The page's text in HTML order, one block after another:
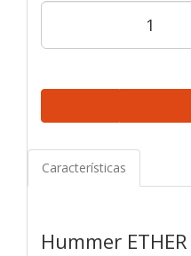
Características
Hummer ETHER